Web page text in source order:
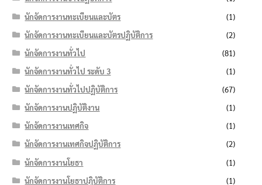
นักจัดการงานทะเบียนและบัตร
(1)
นักจัดการงานทะเบียนและบัตรปฏิบัติการ
(2)
นักจัดการงานทั่วไป
(81)
นักจัดการงานทั่วไป ระดับ 3
(1)
นักจัดการงานทั่วไปปฏิบัติการ
(67)
นักจัดการงานปฏิบัติงาน
(1)
นักจัดการงานเทศกิจ
(1)
นักจัดการงานเทศกิจปฏิบัติการ
(2)
นักจัดการงานโยธา
(1)
นักจัดการงานโยธาปฏิบัติการ
(1)